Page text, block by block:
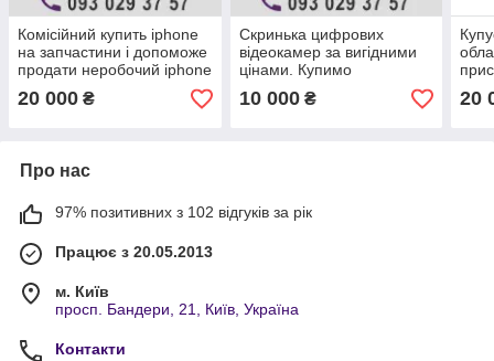
Комісійний купить iphone
на запчастини і допоможе
продати неробочий iphone
20 000 ₴
Скринька цифрових
відеокамер за вигідними
цінами. Купимо
відеокамери бу
10 000₴ 20
Про нас
97% позитивних з 102 відгуків за рік
Працює з 20.05.2013
м. Київ
просп. Бандери, 21, Київ, Україна
Контакти